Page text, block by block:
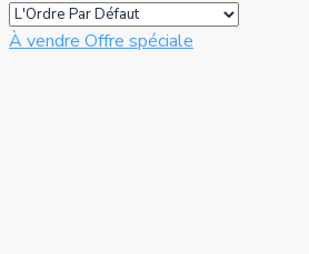
À vendre Offre spéciale